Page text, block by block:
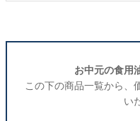
お中元の食用
この下の商品一覧から、
い